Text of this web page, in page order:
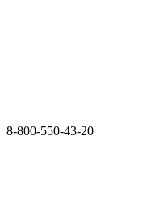
8-800-550-43-20